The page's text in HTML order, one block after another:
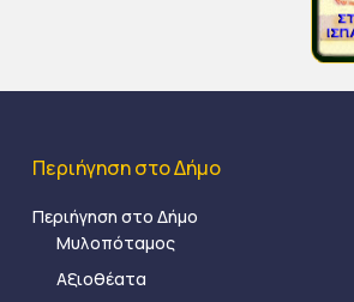
Περιήγηση στο Δήμο
Περιήγηση στο Δήμο
Μυλοπόταμος
Αξιοθέατα